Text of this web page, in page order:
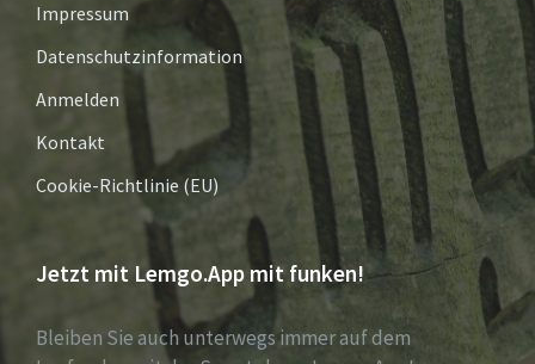
Impressum
Datenschutzinformation
Anmelden
Kontakt
Cookie-Richtlinie (EU)
Jetzt mit Lemgo.App mit funken!
Bleiben Sie auch unterwegs immer auf dem